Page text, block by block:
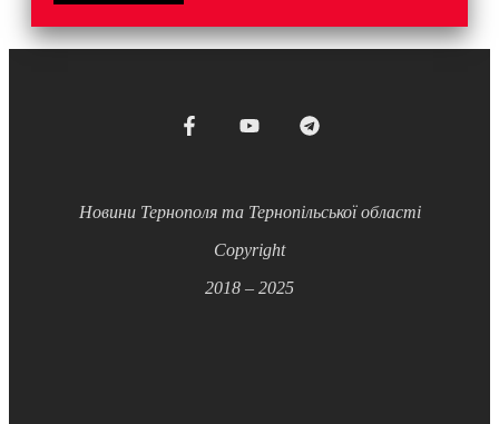
Новини Тернополя та Тернопільської області
Copyright
2018 – 2025